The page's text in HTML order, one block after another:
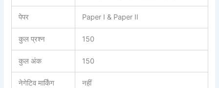
पेपर Paper I & Paper II
कुल प्रश्न 150
कुल अंक 150
नेगेटिव मार्किंग नहीं